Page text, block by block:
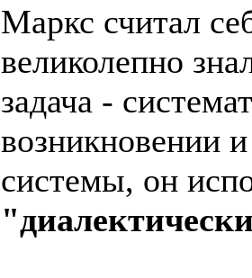
Маркс считал
великолепно
задача -
возникновении
системы, он